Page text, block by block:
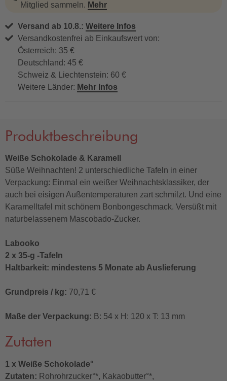
Mitglied sammeln. Mehr
Versand ab 10.8.: Weitere Infos
Versandkostenfrei ab Einkaufswert von:
Österreich: 35 €
Deutschland: 45 €
Schweiz & Liechtenstein: 60 €
Weitere Länder: Mehr Infos
Produktbeschreibung
Weiße Schokolade & Karamell
Süße Weihnachten! 2 unterschiedliche Tafeln in einer
Verpackung: Einmal ein weißer Weihnachtsklassiker, der
auch bei eisigen Außentemperaturen zart schmilzt. Und eine
Karamelltafel mit schönem Bonbongeschmack. Versüßt mit
naturbelassenem Mascobado-Zucker.
Labooko
2 x 35-g -Tafeln
Haltbarkeit: mindestens 5 Monate ab Auslieferung
Grundpreis / kg: 70,71 €
Maße der Verpackung: B: 54 x H: 120 x T: 13 mm
Zutaten
1 x Weiße Schokolade°
Zutaten: Rohrohrzucker°*, Kakaobutter°*,